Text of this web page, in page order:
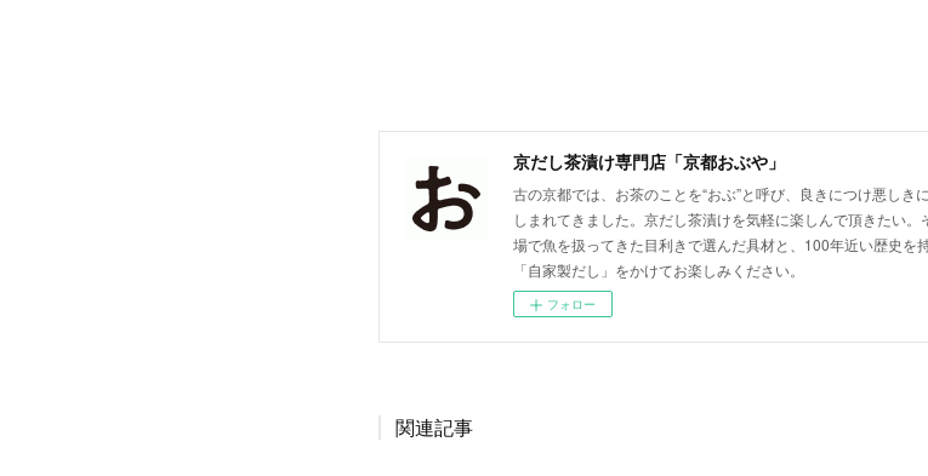
京だし茶漬け専門店「京都おぶや」
古の京都では、お茶のことを“おぶ”と呼び、良きにつけ悪しき
しまれてきました。京だし茶漬けを気軽に楽しんで頂きたい
場で魚を扱ってきた目利きで選んだ具材と、100年近い歴史を
「自家製だし」をかけてお楽しみください。
フォロー
関連記事